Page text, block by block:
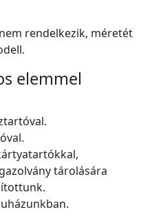
rendelkezik, méretét
elemmel
tárolására